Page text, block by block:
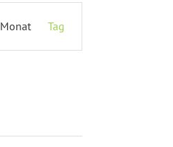
Ansichten-
Navigation
Monat Tag